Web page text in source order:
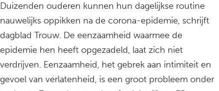
Duizenden ouderen kunnen hun dagelijkse routine
nauwelijks oppikken na de corona-epidemie, schrijft
dagblad Trouw. De eenzaamheid waarmee de
epidemie hen heeft opgezadeld, laat zich niet
verdrijven. Eenzaamheid, het gebrek aan intimiteit en
gevoel van verlatenheid, is een groot probleem onder